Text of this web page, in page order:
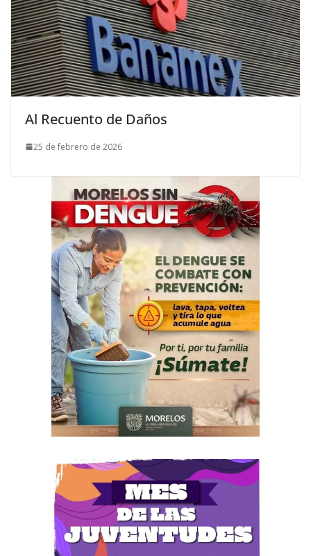
Al Recuento de Daños
25 de febrero de 2026